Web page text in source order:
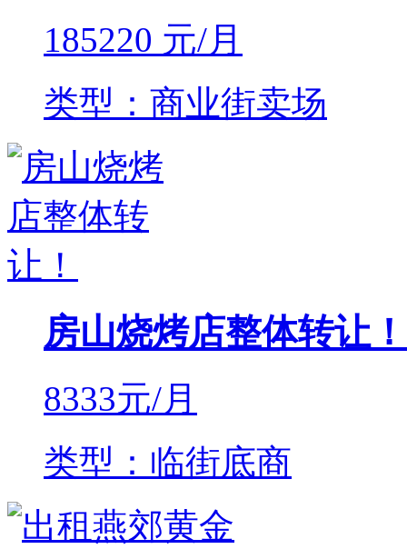
185220 元/月
类型：商业街卖场
房山烧烤店整体转让！
8333元/月
类型：临街底商